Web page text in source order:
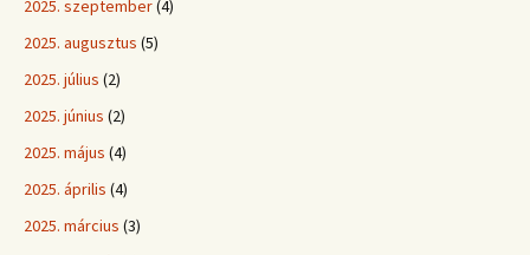
2025. szeptember(4)
2025. augusztus (5)
2025. július (2)
2025. június (2)
2025. május (4)
2025. április (4)
2025. március (3)